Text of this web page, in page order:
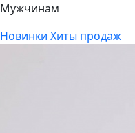
Мужчинам
Новинки Хиты продаж